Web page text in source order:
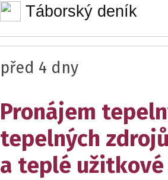
Táborský deník
před 4 dny
Pronájem
tepelných
a teplé užitkové